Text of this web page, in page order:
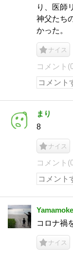
り、医師
神父たち
かった。
ナイス
コメント
まり
8
ナイス
コメント
Yamamoke
コロナ禍
ナイス